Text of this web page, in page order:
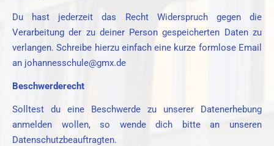
Du hast jederzeit das Recht Widerspruch gegen die
Verarbeitung der zu deiner Person gespeicherten Daten zu
verlangen. Schreibe hierzu einfach eine kurze formlose Email
an johannesschule@gmx.de
Beschwerderecht
Solltest du eine Beschwerde zu unserer Datenerhebung
anmelden wollen, so wende dich bitte an unseren
Datenschutzbeauftragten.